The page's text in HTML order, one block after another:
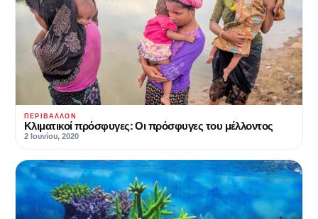
ΠΕΡΙΒΆΛΛΟΝ
Κλιματικοί πρόσφυγες: Οι πρόσφυγες του μέλλοντος
2 Ιουνίου, 2020